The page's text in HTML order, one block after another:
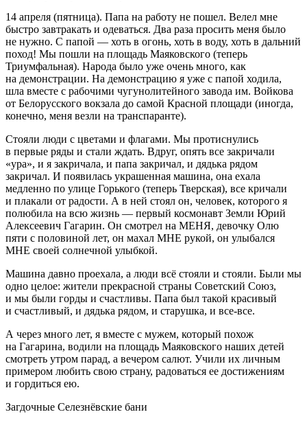
14 апреля (пятница). Папа на работу не пошел. Велел мне
быстро завтракать и одеваться. Два раза просить меня было
не нужно. С папой — хоть в огонь, хоть в воду, хоть в дальний
поход! Мы пошли на площадь Маяковского (теперь
Триумфальная). Народа было уже очень много, как
на демонстрации. На демонстрацию я уже с папой ходила,
шла вместе с рабочими чугунолитейного завода им. Войкова
от Белорусского вокзала до самой Красной площади (иногда,
конечно, меня везли на транспаранте).
Стояли люди с цветами и флагами. Мы протиснулись
в первые ряды и стали ждать. Вдруг, опять все закричали
«ура», и я закричала, и папа закричал, и дядька рядом
закричал. И появилась украшенная машина, она ехала
медленно по улице Горького (теперь Тверская), все кричали
и плакали от радости. А в ней стоял он, человек, которого я
полюбила на всю жизнь — первый космонавт Земли Юрий
Алексеевич Гагарин. Он смотрел на МЕНЯ, девочку Олю
пяти с половиной лет, он махал МНЕ рукой, он улыбался
МНЕ своей солнечной улыбкой.
Машина давно проехала, а люди всё стояли и стояли. Были мы
одно целое: жители прекрасной страны Советский Союз,
и мы были горды и счастливы. Папа был такой красивый
и счастливый, и дядька рядом, и старушка, и все-все.
А через много лет, я вместе с мужем, который похож
на Гагарина, водили на площадь Маяковского наших детей
смотреть утром парад, а вечером салют. Учили их личным
примером любить свою страну, радоваться ее достижениям
и гордиться ею.
Загдочные Селезнёвские бани